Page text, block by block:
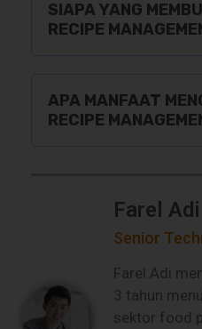
SIAPA YANG
RECIPE
APA MANFAAT
RECIPE
Farel Adi
Senior
Farel Adi
3 tahun
sektor food